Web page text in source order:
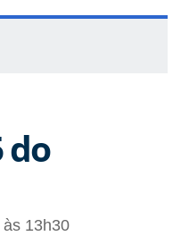
do
13h30